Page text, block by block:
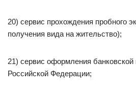
20) сервис прохождения пробного
получения вида на жительство);
21) сервис оформления банковской
Российской Федерации;